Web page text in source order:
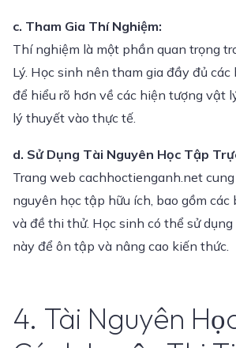
c. Tham Gia Thí Nghiệm:
Thí nghiệm là một phần quan trọng
Lý. Học sinh nên tham gia đầy đủ
để hiểu rõ hơn về các hiện tượng vật
lý thuyết vào thực tế.
d. Sử Dụng Tài Nguyên Học Tập
Trang web cachhoctienganh.net
nguyên học tập hữu ích, bao gồm các
và đề thi thử. Học sinh có thể sử
này để ôn tập và nâng cao kiến thức.
4. Tài Nguyên